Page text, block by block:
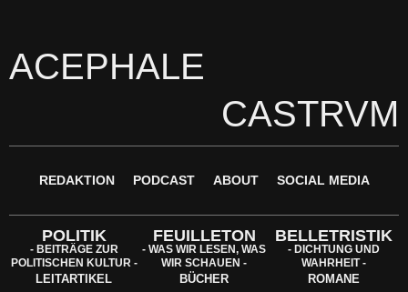
ACEPHALE
CASTRVM
REDAKTION PODCAST ABOUT SOCIAL MEDIA
POLITIK
- BEITRÄGE ZUR
POLITISCHEN KULTUR -
LEITARTIKEL
FEUILLETON
- WAS WIR LESEN, WAS
WIR SCHAUEN -
BÜCHER
BELLETRISTIK
- DICHTUNG UND
WAHRHEIT -
ROMANE